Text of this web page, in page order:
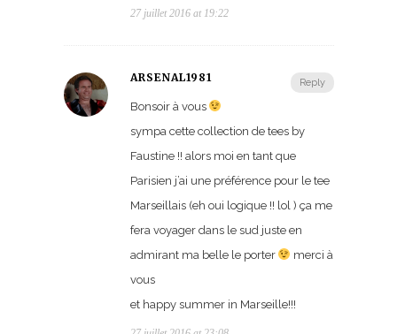
27 juillet 2016 at 19:22
Reply
ARSENAL1981
Bonsoir à vous
sympa cette collection de tees by
Faustine !! alors moi en tant que
Parisien j’ai une préférence pour le tee
Marseillais (eh oui logique !! lol ) ça me
fera voyager dans le sud juste en
admirant ma belle le porter
merci à
vous
et happy summer in Marseille!!!